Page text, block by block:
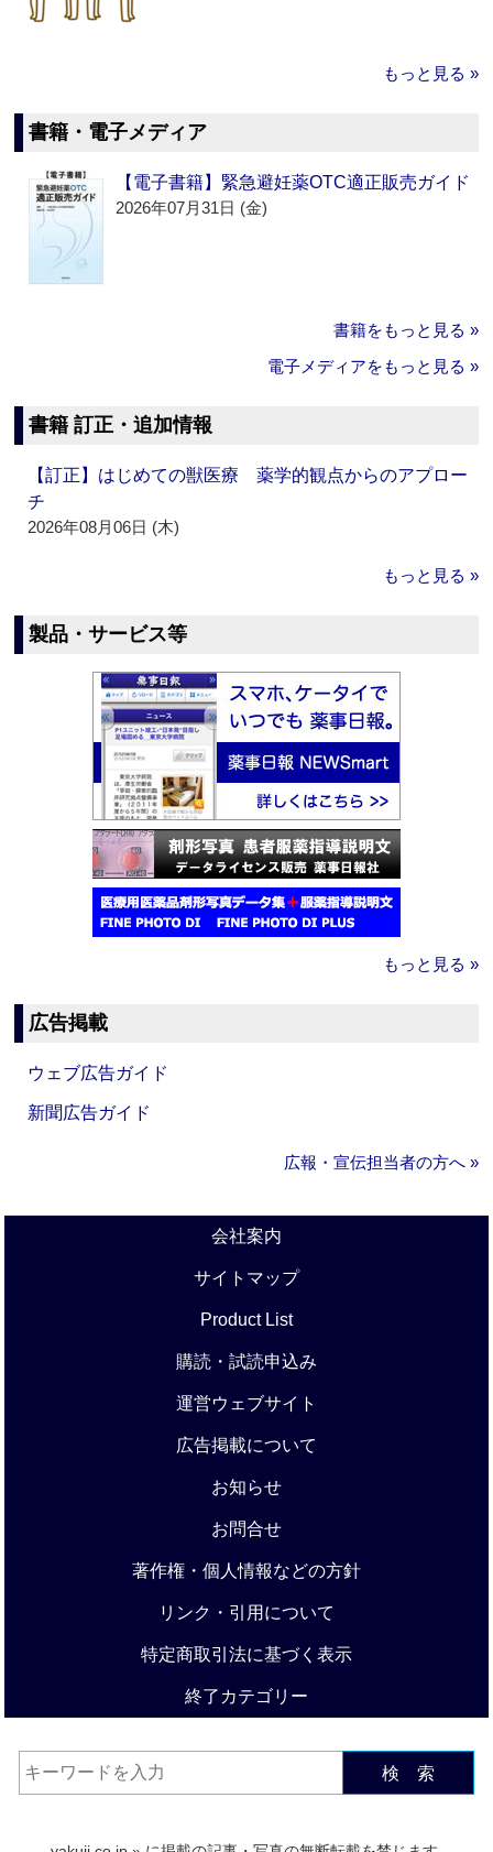
もっと見る »
書籍・電子メディア
【電子書籍】緊急避妊薬OTC適正販売ガイド
2026年07月31日 (金)
書籍をもっと見る »
電子メディアをもっと見る »
書籍 訂正・追加情報
【訂正】はじめての獣医療 薬学的観点からのアプロー
チ
2026年08月06日 (木)
もっと見る »
製品・サービス等
もっと見る »
広告掲載
ウェブ広告ガイド
新聞広告ガイド
広報・宣伝担当者の方へ »
会社案内
サイトマップ
Product List
購読・試読申込み
運営ウェブサイト
広告掲載について
お知らせ
お問合せ
著作権・個人情報などの方針
リンク・引用について
特定商取引法に基づく表示
終了カテゴリー
検 索